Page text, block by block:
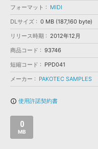
ソフトウェア／ツール
DAW »
効果音 »
BGM »
ニュースレター »
SONICWIREブログ »
DTMガイド »
FAQ »
お問い合わせ »
ソフト音源 プラグ
ソフトウェア／ツール
フォーマット
ランキング
フォーマット
MIDI
DLサイズ
0 MB (187,160 byte)
リリース時期
2012年12月
商品コード
93746
短縮コード
PPD041
メーカー
PAKOTEC SAMPLES
info_outline 使用許諾契約書
0
MB